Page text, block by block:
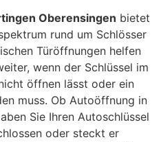
Oberensingen bietet
rund um Schlösser
Türöffnungen helfen
wenn der Schlüssel im
öffnen lässt oder ein
muss. Ob Autoöffnung in
Sie Ihren Autoschlüssel
oder steckt er